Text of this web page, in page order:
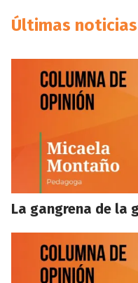
Últimas noticias
La gangrena de la